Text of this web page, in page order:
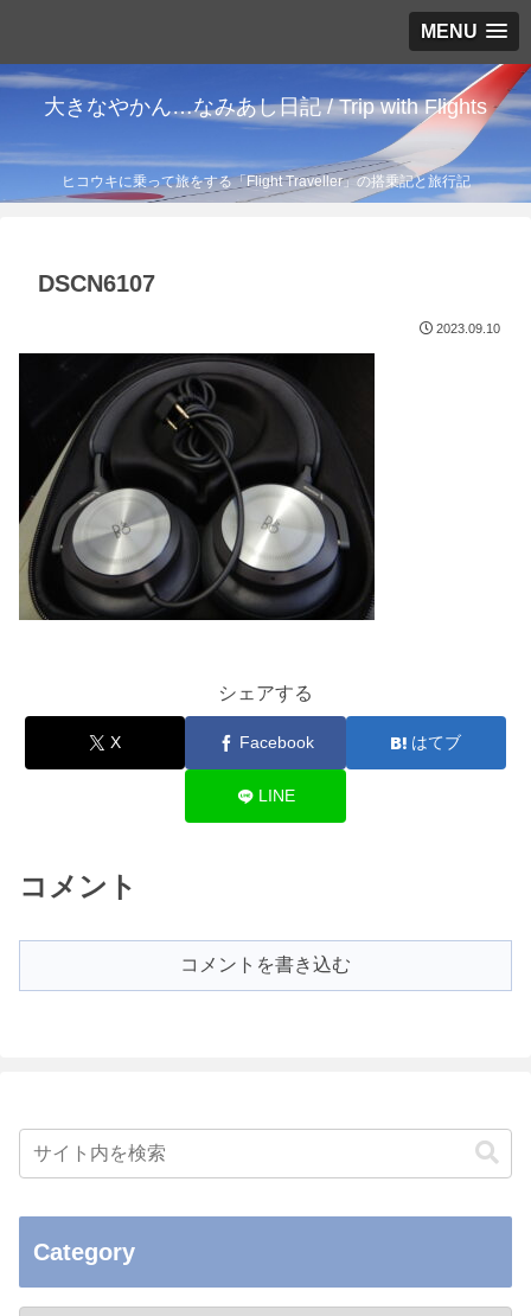
MENU
大きなやかん…なみあし日記 / Trip with Flights
ヒコウキに乗って旅をする「Flight Traveller」の搭乗記と旅行記
DSCN6107
2023.09.10
シェアする
X Facebook はてブ
LINE
コメント
コメントを書き込む
Category